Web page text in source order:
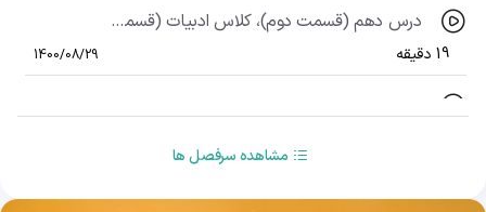
درس دهم (قسمت دوم)، کلاس ادبیات (قسمت دوم)
19 دقیقه 1400/08/29
مشاهده سرفصل ها